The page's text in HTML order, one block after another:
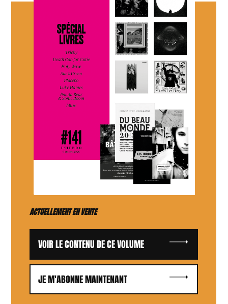
ACTUELLEMENT EN VENTE
VOIR LE CONTENU DE CE VOLUME
JE M'ABONNE MAINTENANT